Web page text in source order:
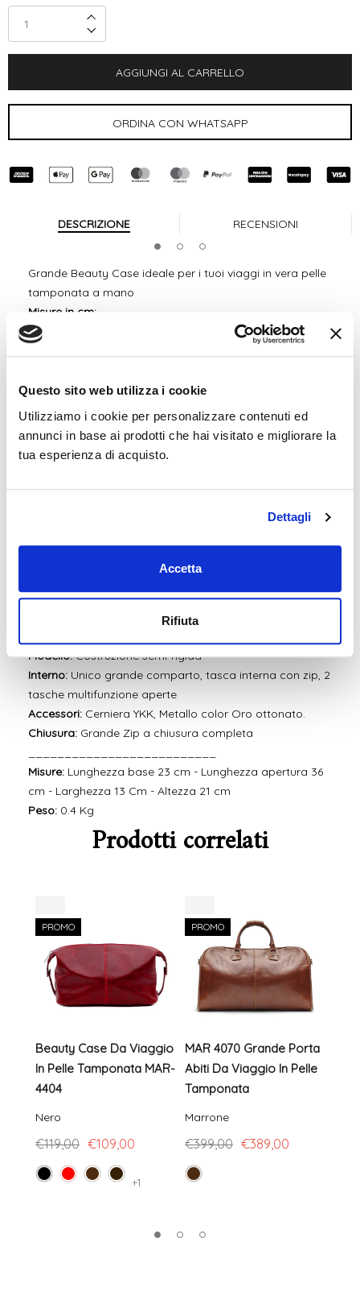
Questo sito web utilizza i cookie
Utilizziamo i cookie per personalizzare contenuti ed
annunci in base ai prodotti che hai visitato e migliorare la
tua esperienza di acquisto.
Dettagli
Accetta
Rifiuta
Incrementa Quantità:
DESCRIZIONE RECENSIONI
Grande Beauty Case ideale per i tuoi viaggi in vera pelle
tamponata a mano
Misure in cm:
Base
Spedizione 24/48h ITALIA GRATIS
MAR-4556è un grande Beauty Case ideale per i tuoi
tamponata a mano, che le conferisce questo effetto
Materiale:Vera pelle di vitello tamponato a mano come
Modello:Costruzione semi-rigida
Interno: Unico grande comparto, tasca interna con zip, 2
tasche multifunzione aperte
Accessori: Cerniera YKK, Metallo color Oro ottonato.
Chiusura: Grande Zip a chiusura completa
Misure: Lunghezza base 23 cm - Lunghezza apertura 36
cm - Larghezza 13 Cm - Altezza 21 cm
Peso: 0.4 Kg
Prodotti correlati
PROMO
Beauty Case Da Viaggio
In Pelle Tamponata MAR-
4404
Nero
€119,00 €109,00
+1
PROMO
MAR 4070 Grande Porta
Abiti Da Viaggio In Pelle
Tamponata
Marrone
€399,00 €389,00